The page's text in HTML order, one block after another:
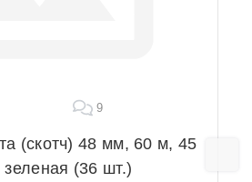
9
(скотч) 48 мм, 60 м, 45
(36 шт.)